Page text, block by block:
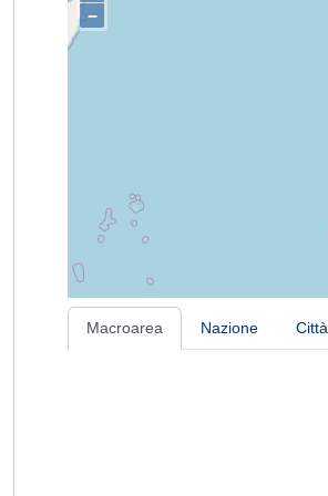
–
Macroarea Nazione Città